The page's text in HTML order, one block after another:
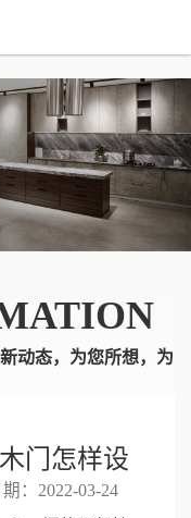
动态，为您所想，为
门怎样设
期：2022-03-24